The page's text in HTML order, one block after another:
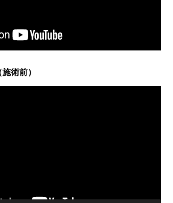
術前）